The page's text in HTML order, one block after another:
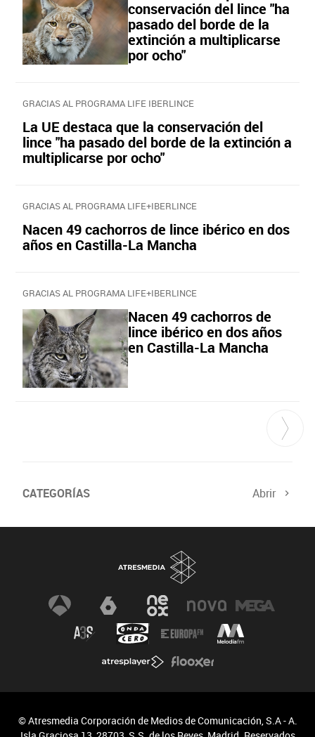
conservación del lince "ha
pasado del borde de la
extinción a multiplicarse
por ocho"
GRACIAS AL PROGRAMA LIFE IBERLINCE
La UE destaca que la conservación del
lince "ha pasado del borde de la extinción a
multiplicarse por ocho"
GRACIAS AL PROGRAMA LIFE+IBERLINCE
Nacen 49 cachorros de lince ibérico en dos
años en Castilla-La Mancha
GRACIAS AL PROGRAMA LIFE+IBERLINCE
Nacen 49 cachorros de
lince ibérico en dos años
en Castilla-La Mancha
CATEGORÍAS Abrir
© Atresmedia Corporación de Medios de Comunicación, S.A - A.